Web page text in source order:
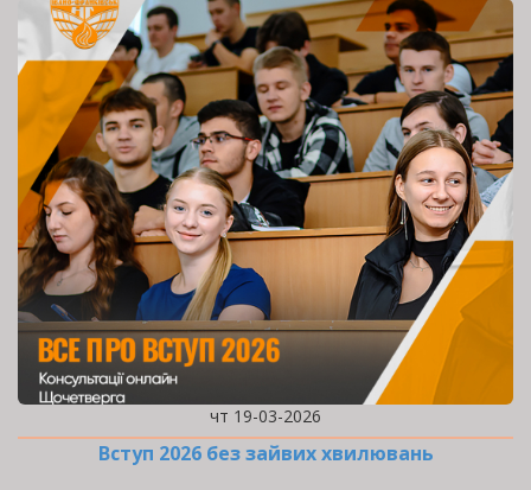
чт 19-03-2026
Вступ 2026 без зайвих хвилювань